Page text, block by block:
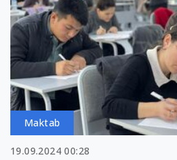
Maktab
19.09.2024 00:28